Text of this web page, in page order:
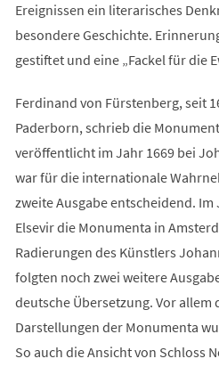
Ereignissen ein literarisches
besondere Geschichte.
gestiftet und eine „Fackel für die
Ferdinand von Fürstenberg, seit
Paderborn, schrieb die
veröffentlicht im Jahr 1669 bei
war für die internationale
zweite Ausgabe entscheidend.
Elsevir die Monumenta in
Radierungen des Künstlers
folgten noch zwei weitere
deutsche Übersetzung. Vor allem
Darstellungen der Monumenta
So auch die Ansicht von Schloss